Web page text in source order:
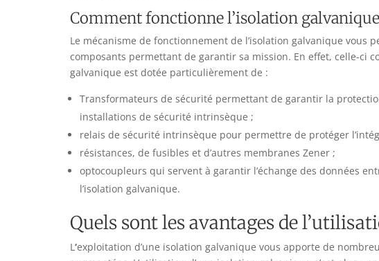
Comment fonctionne l’isolation
Le mécanisme de fonctionnement de l’isolation galvanique vous
composants permettant de garantir sa mission. En effet, celle-ci
galvanique est dotée particulièrement de :
Transformateurs de sécurité permettant de garantir la
installations de sécurité intrinsèque ;
relais de sécurité intrinsèque pour permettre de protéger
résistances, de fusibles et d’autres membranes Zener ;
optocoupleurs qui servent à garantir l’échange des données
l’isolation galvanique.
Quels sont les avantages de
L ‘exploitation d’une isolation galvanique vous apporte de